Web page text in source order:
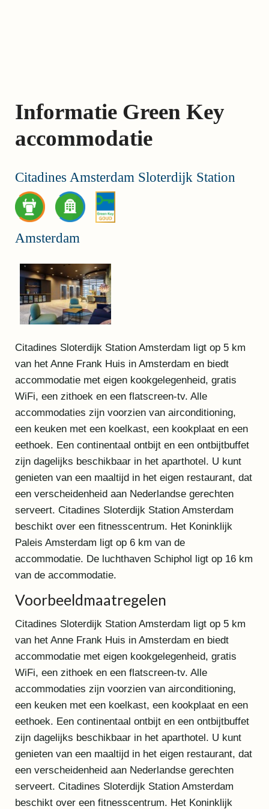
Jump
to
the
Informatie Green Key
accommodatie
Citadines Amsterdam Sloterdijk Station
Amsterdam
Citadines Sloterdijk Station Amsterdam ligt op 5 km
van het Anne Frank Huis in Amsterdam en biedt
accommodatie met eigen kookgelegenheid, gratis
WiFi, een zithoek en een flatscreen-tv. Alle
accommodaties zijn voorzien van airconditioning,
een keuken met een koelkast, een kookplaat en een
eethoek. Een continentaal ontbijt en een ontbijtbuffet
zijn dagelijks beschikbaar in het aparthotel. U kunt
genieten van een maaltijd in het eigen restaurant, dat
een verscheidenheid aan Nederlandse gerechten
serveert. Citadines Sloterdijk Station Amsterdam
beschikt over een fitnesscentrum. Het Koninklijk
Paleis Amsterdam ligt op 6 km van de
accommodatie. De luchthaven Schiphol ligt op 16 km
van de accommodatie.
Voorbeeldmaatregelen
Citadines Sloterdijk Station Amsterdam ligt op 5 km
van het Anne Frank Huis in Amsterdam en biedt
accommodatie met eigen kookgelegenheid, gratis
WiFi, een zithoek en een flatscreen-tv. Alle
accommodaties zijn voorzien van airconditioning,
een keuken met een koelkast, een kookplaat en een
eethoek. Een continentaal ontbijt en een ontbijtbuffet
zijn dagelijks beschikbaar in het aparthotel. U kunt
genieten van een maaltijd in het eigen restaurant, dat
een verscheidenheid aan Nederlandse gerechten
serveert. Citadines Sloterdijk Station Amsterdam
beschikt over een fitnesscentrum. Het Koninklijk